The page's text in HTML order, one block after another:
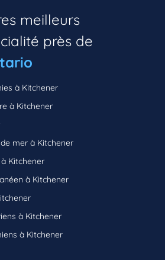
meilleurs
près de
à Kitchener
à Kitchener
mer à Kitchener
Kitchener
à Kitchener
à Kitchener
à Kitchener